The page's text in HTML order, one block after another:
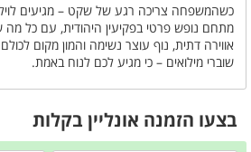
כשהמשפחה צריכה רגע של שקט – מגיעים
מתחם נופש פרטי בפקיעין היהודית, עם כל מה
אווירה דתית, נוף עוצר נשימה והמון מקום
שוברי מילואים – כי מגיע לכם לנוח באמת.
בצעו הזמנה אונליין בקלות